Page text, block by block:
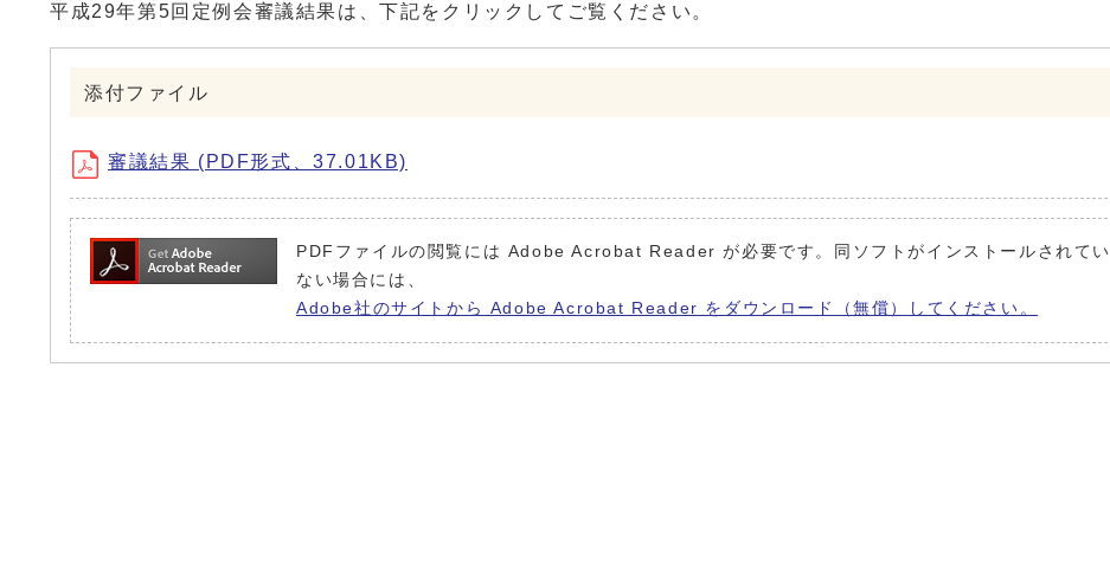
平成29年第5回定例会審議結果は、下記をクリックしてご覧ください。
添付ファイル
審議結果 (PDF形式、37.01KB)
PDFファイルの閲覧には Adobe Acrobat Reader が必要です。同ソフトがインストールされてい
ない場合には、
Adobe社のサイトから Adobe Acrobat Reader をダウンロード（無償）してください。